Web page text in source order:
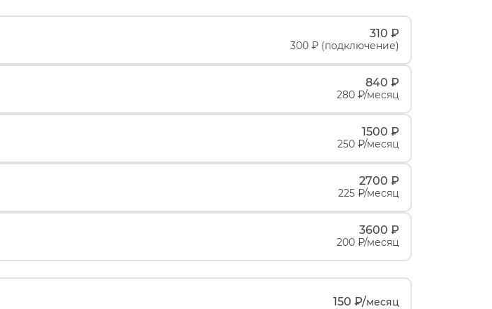
310 ₽
300 ₽ (подключение)
840 ₽
280 ₽/месяц
1500 ₽
250 ₽/месяц
2700 ₽
225 ₽/месяц
3600 ₽
200 ₽/месяц
150 ₽/месяц